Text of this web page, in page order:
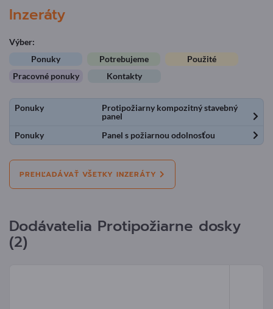
Inzeráty
Výber:
Ponuky
Potrebujeme
Použité
Pracovné ponuky
Kontakty
Ponuky
Protipožiarny kompozitný stavebný
panel
Ponuky
Panel s požiarnou odolnosťou
PREHĽADÁVAŤ VŠETKY INZERÁTY
Dodávatelia Protipožiarne dosky
(2)